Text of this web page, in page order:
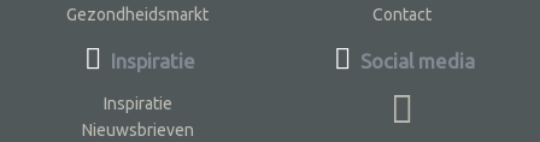
Gezondheidsmarkt
Inspiratie
Inspiratie
Nieuwsbrieven
Contact
Social media